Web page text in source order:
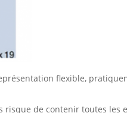
flexible,
de contenir toutes les